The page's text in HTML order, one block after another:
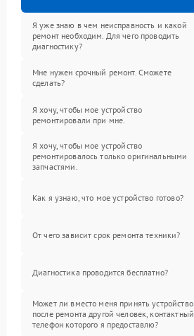
Я уже знаю в чем неисправность и какой
ремонт необходим. Для чего проводить
диагностику?
Мне нужен срочный ремонт. Сможете
сделать?
Я хочу, чтобы мое устройство
ремонтировали при мне.
Я хочу, чтобы мое устройство
ремонтировалось только оригинальными
запчастями.
Как я узнаю, что мое устройство готово?
От чего зависит срок ремонта техники?
Диагностика проводится бесплатно?
Может ли вместо меня принять устройство
после ремонта другой человек, контактный
телефон которого я предоставлю?